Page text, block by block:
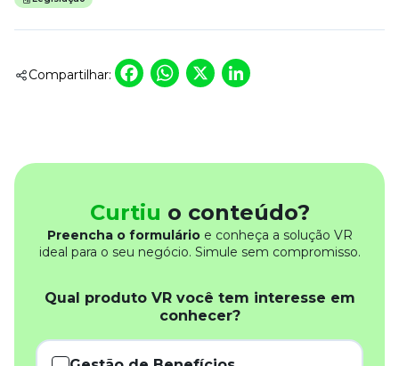
Compartilhar: Facebook
WhatsApp
X
Curtiu o conteúdo?
Preencha o formulárioe conheça a solução VR
ideal para o seu negócio. Simule sem compromisso.
Qual produto VR você tem interesse em
conhecer?